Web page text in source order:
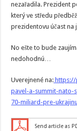
nezařadila. Prezident
který ve středu
prezidentovu účast na
No ešte to bude
nedohodnú…
Uverejnené na:
pavel-a-summit-nato-
70-miliard-pre-
Send article as